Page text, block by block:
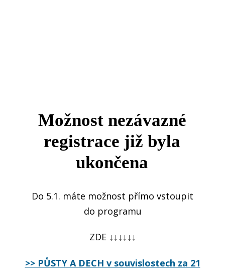
Možnost nezávazné
registrace již byla
ukončena
Do 5.1. máte možnost přímo vstoupit
do programu
ZDE ↓↓↓↓↓↓
>> PŮSTY A DECH v souvislostech za 21